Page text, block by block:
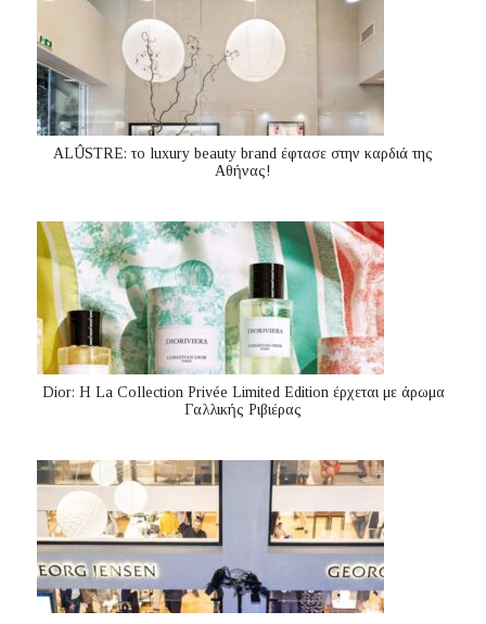
ALÛSTRE: το luxury beauty brand έφτασε στην καρδιά της
Αθήνας!
Dior: H La Collection Privée Limited Edition έρχεται με άρωμα
Γαλλικής Ριβιέρας